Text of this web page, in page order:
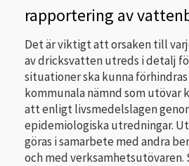
rapportering av
Det är viktigt att orsaken till
av dricksvatten utreds i detalj
situationer ska kunna
kommunala nämnd som utövar
att enligt livsmedelslagen
epidemiologiska utredningar.
göras i samarbete med andra
och med verksamhetsutövaren.